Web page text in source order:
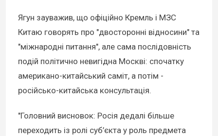
Ягун зауважив, що офіційно Кремль і МЗС
Китаю говорять про "двосторонні відносини" та
"міжнародні питання", але сама послідовність
подій політично невигідна Москві: спочатку
американо-китайський саміт, а потім -
російсько-китайська консультація.
"Головний висновок: Росія дедалі більше
переходить із ролі суб’єкта у роль предмета